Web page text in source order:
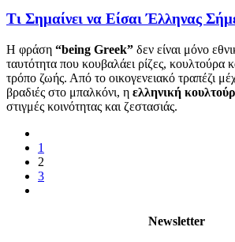
Τι Σημαίνει να Είσαι Έλληνας
Η φράση “being Greek” δεν είναι μόνο
ταυτότητα που κουβαλάει ρίζες, κουλτούρα
τρόπο ζωής. Από το οικογενειακό τραπέζι
βραδιές στο μπαλκόνι, η ελληνική
στιγμές κοινότητας και ζεστασιάς.
1
2
3
Newsletter